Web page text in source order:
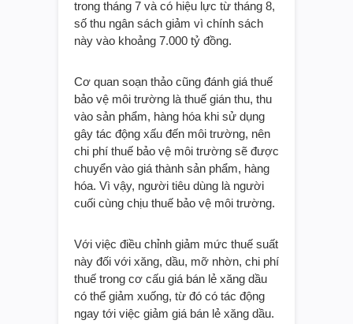
trong tháng 7 và có hiệu lực từ tháng 8,
số thu ngân sách giảm vì chính sách
này vào khoảng 7.000 tỷ đồng.
Cơ quan soạn thảo cũng đánh giá thuế
bảo vệ môi trường là thuế gián thu, thu
vào sản phẩm, hàng hóa khi sử dụng
gây tác động xấu đến môi trường, nên
chi phí thuế bảo vệ môi trường sẽ được
chuyển vào giá thành sản phẩm, hàng
hóa. Vì vậy, người tiêu dùng là người
cuối cùng chịu thuế bảo vệ môi trường.
Với việc điều chỉnh giảm mức thuế suất
này đối với xăng, dầu, mỡ nhờn, chi phí
thuế trong cơ cấu giá bán lẻ xăng dầu
có thể giảm xuống, từ đó có tác động
ngay tới việc giảm giá bán lẻ xăng dầu.